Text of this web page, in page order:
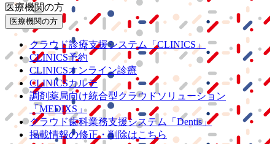
医療機関の方
医療機関の方
クラウド診療支援システム
「CLINICS」
CLINICS予約
CLINICSオンライン診療
CLINICSカルテ
調剤薬局向け統合型クラウドソリューション
「MEDIXS」
クラウド歯科業務支援システム
「Dentis」
掲載情報の修正・削除はこちら